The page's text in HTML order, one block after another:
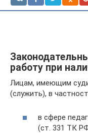
работу при
Лицам, имеющим
(служить), в
в сфере
(ст. 331 ТК